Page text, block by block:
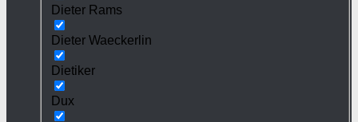
Dieter Rams
Dieter Waeckerlin
Dietiker
Dux